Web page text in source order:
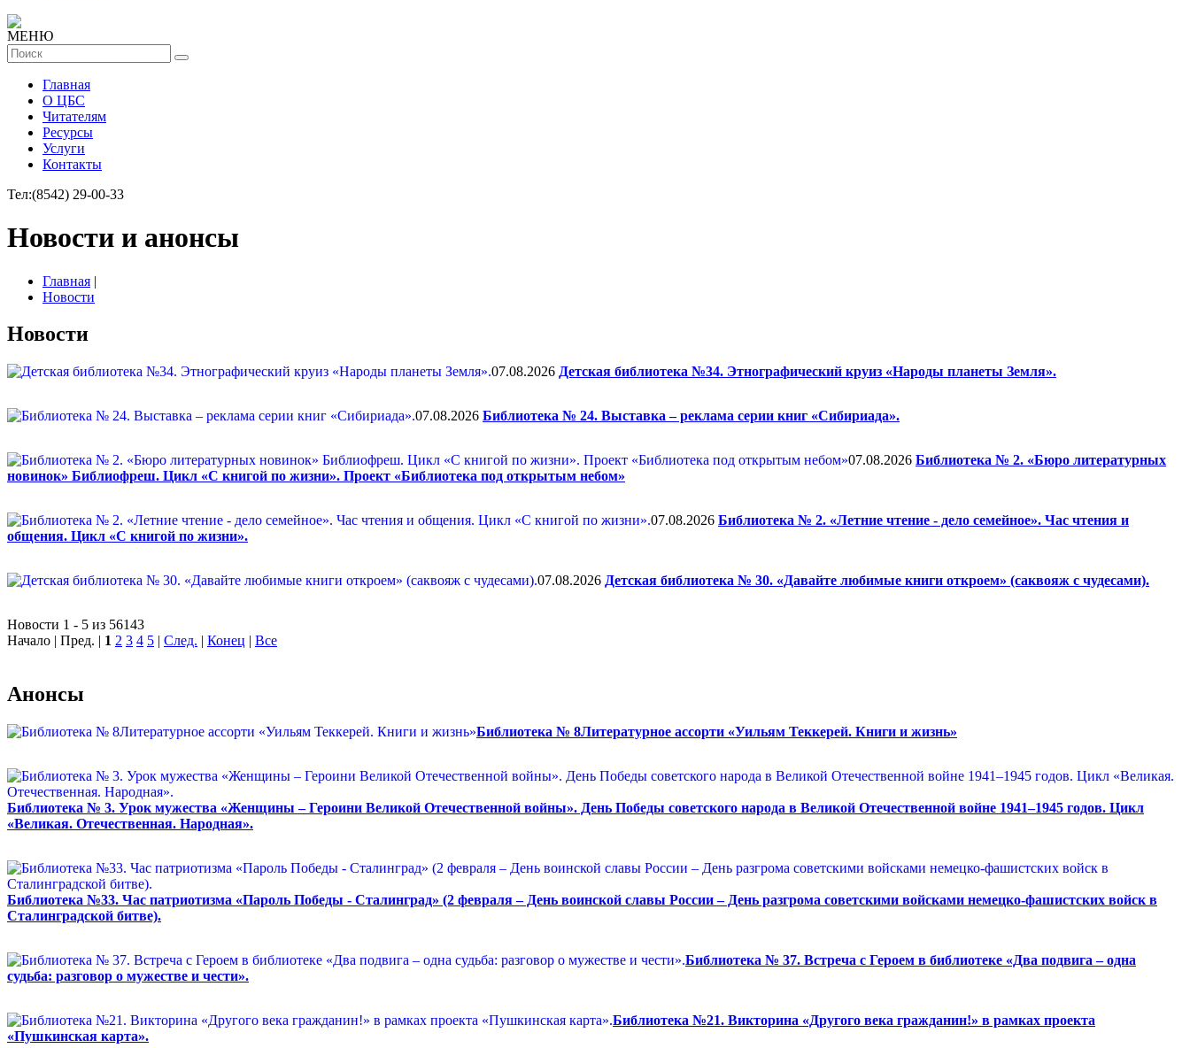
МЕНЮ
Главная
О ЦБС
Читателям
Ресурсы
Услуги
Контакты
Тел:(8542) 29-00-33
Новости и анонсы
Главная |
Новости
Новости
07.08.2026 Детская библиотека №34. Этнографический круиз «Народы планеты Земля».
07.08.2026 Библиотека № 24. Выставка – реклама серии книг «Сибириада».
07.08.2026 Библиотека № 2. «Бюро литературных
новинок» Библиофреш. Цикл «С книгой по жизни». Проект «Библиотека под открытым небом»
07.08.2026 Библиотека № 2. «Летние чтение - дело семейное». Час чтения и
общения. Цикл «С книгой по жизни».
07.08.2026 Детская библиотека № 30. «Давайте любимые книги откроем» (саквояж с чудесами).
Новости 1 - 5 из 56143
Начало | Пред. | 1 2 3 4 5 | След. | Конец | Все
Анонсы
Библиотека № 8Литературное ассорти «Уильям Теккерей. Книги и жизнь»
Библиотека № 3. Урок мужества «Женщины – Героини Великой Отечественной войны». День Победы советского народа в Великой Отечественной войне 1941–1945 годов. Цикл
«Великая. Отечественная. Народная».
Библиотека №33. Час патриотизма «Пароль Победы - Сталинград» (2 февраля – День воинской славы России – День разгрома советскими войсками немецко-фашистских войск в
Сталинградской битве).
Библиотека № 37. Встреча с Героем в библиотеке «Два подвига – одна
судьба: разговор о мужестве и чести».
Библиотека №21. Викторина «Другого века гражданин!» в рамках проекта
«Пушкинская карта».